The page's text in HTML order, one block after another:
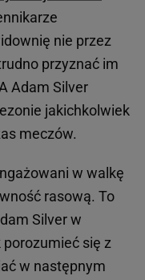
nie przez
przyznać im
Adam Silver
jakichkolwiek
meczów.
w walkę
rasową. To
Silver w
się z
w następnym